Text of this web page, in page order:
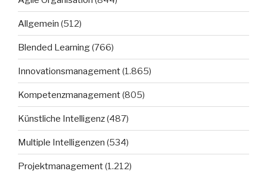
Allgemein (512)
Blended Learning(766)
Innovationsmanagement(1.865)
Kompetenzmanagement(805)
Künstliche Intelligenz(487)
Multiple Intelligenzen (534)
Projektmanagement(1.212)